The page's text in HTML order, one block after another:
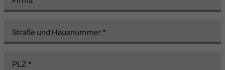
Straße und Hausnummer
PLZ